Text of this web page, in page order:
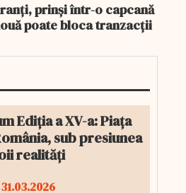
prinși într-o capcană
poate bloca tranzacții
Ediția a XV-a: Piața
sub presiunea
realități
31.03.2026